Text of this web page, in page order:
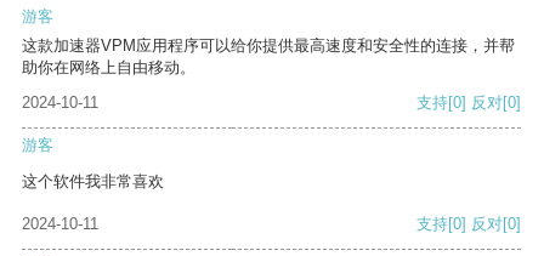
游客
这款加速器VPM应用程序可以给你提供最高速度和安全性的连接，并帮
助你在网络上自由移动。
2024-10-11
支持[0] 反对[0]
游客
这个软件我非常喜欢
2024-10-11 支持[0] 反对[0]